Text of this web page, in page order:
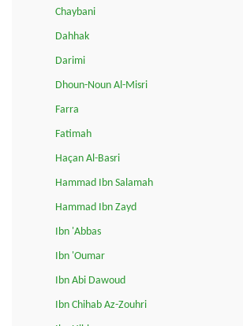
Chaybani
Dahhak
Darimi
Dhoun-Noun Al-Misri
Farra
Fatimah
Haçan Al-Basri
Hammad Ibn Salamah
Hammad Ibn Zayd
Ibn 'Abbas
Ibn 'Oumar
Ibn Abi Dawoud
Ibn Chihab Az-Zouhri